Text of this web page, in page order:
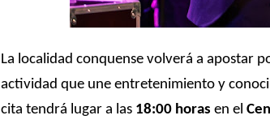
La localidad conquense volverá a apostar
actividad que une entretenimiento y
cita tendrá lugar a las 18:00 horas en el